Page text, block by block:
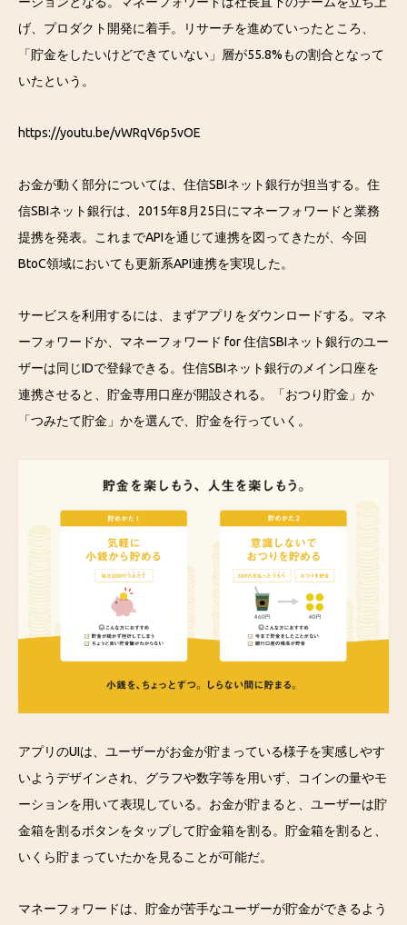
げ、プロダクト開発に着手。リサーチを進めていったところ、
「貯金をしたいけどできていない」層が55.8%もの割合となって
いたという。
https://youtu.be/vWRqV6p5vOE
お金が動く部分については、住信SBIネット銀行が担当する。住
信SBIネット銀行は、2015年8月25日にマネーフォワードと業務
提携を発表。これまでAPIを通じて連携を図ってきたが、今回
BtoC領域においても更新系API連携を実現した。
サービスを利用するには、まずアプリをダウンロードする。マネ
ーフォワードか、マネーフォワード for 住信SBIネット銀行のユー
ザーは同じIDで登録できる。住信SBIネット銀行のメイン口座を
連携させると、貯金専用口座が開設される。「おつり貯金」か
「つみたて貯金」かを選んで、貯金を行っていく。
アプリのUIは、ユーザーがお金が貯まっている様子を実感しやす
いようデザインされ、グラフや数字等を用いず、コインの量やモ
ーションを用いて表現している。お金が貯まると、ユーザーは貯
金箱を割るボタンをタップして貯金箱を割る。貯金箱を割ると、
いくら貯まっていたかを見ることが可能だ。
マネーフォワードは、貯金が苦手なユーザーが貯金ができるよう